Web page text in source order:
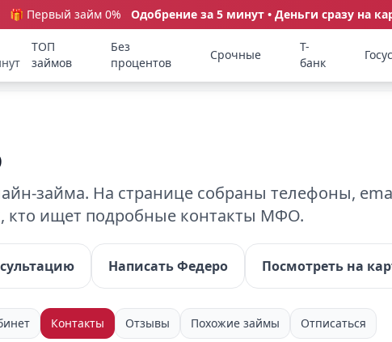
🎁 Первый займ 0% Одобрение за 5 минут • Деньги сразу на
ТОП
займов
Без
процентов
Срочные
Т-
банк
займа. На странице собраны телефоны,
кто ищет подробные контакты МФО.
Написать Федеро Посмотреть на
Контакты Отзывы Похожие займы Отписаться